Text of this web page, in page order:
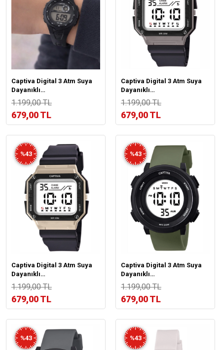
Captiva Digital 3 Atm Suya
Dayanıklı
Işık+Alarm+Kronometre+Takvimli
Çoçuk Kol Saati CP.ML.001S1
1.199,00 TL
679,00 TL
Captiva Digital 3 Atm Suya
Dayanıklı
Çoçuk Kol Saati CP.YN.26.M2
1.199,00 TL
679,00 TL
%43
Captiva Digital 3 Atm Suya
Dayanıklı
Işık+Alarm+Kronometre+Takvimli
Çoçuk Kol Saati CP.YN.26.M1
1.199,00 TL
679,00 TL
%43
Captiva Digital 3 Atm Suya
Dayanıklı
Çoçuk Kol Saati CP.YN001M3
1.199,00 TL
679,00 TL
%43 %43